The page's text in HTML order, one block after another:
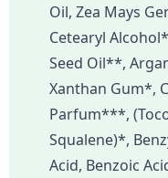
Oil, Zea Mays
Cetearyl
Seed Oil**,
Xanthan Gum*,
Parfum***,
Squalene)*,
Acid, Benzoic